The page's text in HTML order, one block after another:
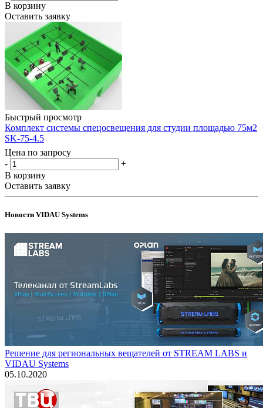
В корзину
Оставить заявку
Быстрый просмотр
Комплект системы спецосвещения для студии площадью 75м2
SK-75-4.5
Цена по запросу
-
+
В корзину
Оставить заявку
Новости VIDAU Systems
Решение для региональных вещателей от STREAM LABS и
VIDAU Systems
05.10.2020